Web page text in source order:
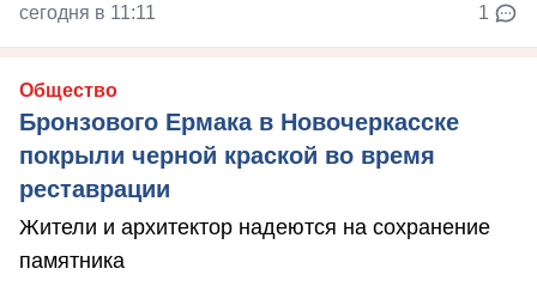
сегодня в 11:11 1
Общество
Бронзового Ермака в Новочеркасске
покрыли черной краской во время
реставрации
Жители и архитектор надеются на сохранение
памятника